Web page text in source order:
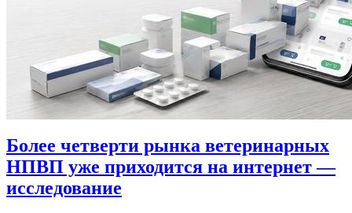
Более четверти рынка ветеринарных
НПВП уже приходится на интернет —
исследование